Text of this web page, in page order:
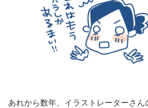
あれから数年、イラストレーターさん